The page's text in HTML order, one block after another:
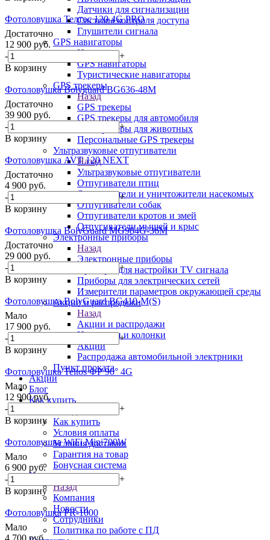
Датчики для сигнализации
Системы контроля доступа
Глушители сигнала
GPS навигаторы
Назад
GPS навигаторы
Туристические навигаторы
GPS трекеры
Назад
GPS трекеры
GPS трекеры для автомобиля
GPS трекеры для животных
Персональные GPS трекеры
Ультразвуковые отпугиватели
Назад
Ультразвуковые отпугиватели
Отпугиватели птиц
Отпугиватели и уничтожители насекомых
Отпугиватели собак
Отпугиватели кротов и змей
Отпугиватели мышей и крыс
Электронные приборы
Назад
Электронные приборы
Приборы для настройки TV сигнала
Приборы для электрических сетей
Измерители параметров окружающей среды
Акции и распродажи
Назад
Акции и распродажи
Наушники и колонки
Акции
Распродажа автомобильной электрники
Пункт проката
Акции
Блог
Как купить
Как купить
Условия оплаты
Условия доставки
Гарантия на товар
Бонусная система
Компания
Назад
Компания
Новости
Сотрудники
Политика по работе с ПД
Фотоловушка Телтос 120 4G PRO
Достаточно
12 900 руб.
-
+
В корзину
Фотоловушка Bolyguard BG636-48M
Достаточно
39 900 руб.
-
+
В корзину
Фотоловушка AVT 120 NEXT
Достаточно
4 900 руб.
-
+
В корзину
Фотоловушка BolyGuard MG984G-36M
Достаточно
29 000 руб.
-
+
В корзину
Фотоловушка BolyGuard BG410-M(S)
Мало
17 900 руб.
-
+
В корзину
Фотоловушка Teltos ФР 90° 4G
Мало
12 900руб.
-
+
В корзину
Фотоловушка WiFi Mini700W
Мало
6 900 руб.
-
+
В корзину
Фотоловушка PR-1000
Мало
4 700 руб.